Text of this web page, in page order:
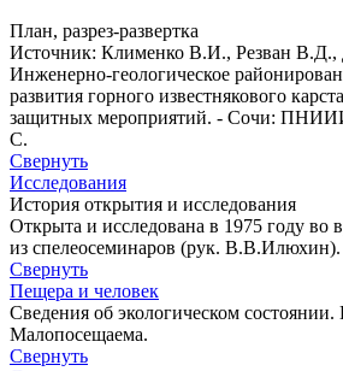
План, разрез-развертка
Источник: Клименко В.И., Резван
Инженерно-геологическое
развития горного известнякового
защитных мероприятий. - Сочи:
С.
Свернуть
Исследования
История открытия и исследования
Открыта и исследована в 1975 году во
из спелеосеминаров (рук. В.В.Илюхин).
Свернуть
Пещера и человек
Сведения об экологическом
Малопосещаема.
Свернуть